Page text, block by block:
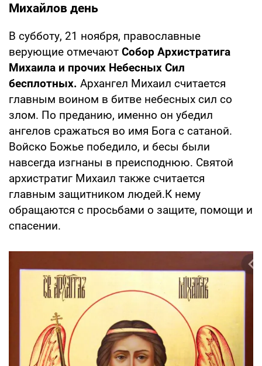
Михайлов день
В субботу, 21 ноября, православные
верующие отмечают Собор Архистратига
Михаила и прочиx Небесных Сил
бесплотных. Архангел Михаил считается
главным воином в битве небесных сил со
злом. По преданию, именно он убедил
ангелов сражаться во имя Бога с сатаной.
Войско Божье победило, и бесы были
навсегда изгнаны в преисподнюю. Святой
архистратиг Михаил также считается
главным защитником людей.К нему
обращаются с просьбами о защите, помощи и
спасении.